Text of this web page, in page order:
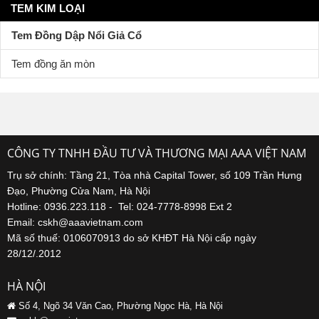
Biểu tượng thương hiệu: Giúp thương hiệu trở
nên dễ nhớ, khó quên
2. Tính Thẩm Mỹ Cao – Cảm Giác 3D Độc
Tem đồng dập nổi sở hữu vẻ ngoài cổ điển, sang
trọng:
Chi tiết nổi 3D: Nội dung dập nổi khối tạo chiều
sâu, bắt mắt
Hiệu ứng giả cổ: Phủ sơn + đánh xước tạo cảm
giác thời gian
thận, tỉ mỉ
TEM KIM LOẠI
Tem Đồng Dập Nổi Giả Cổ
Tem đồng ăn mòn
CÔNG TY TNHH ĐẦU TƯ VÀ THƯƠNG MẠI AAA VIỆT NAM
Trụ sở chính: Tầng 21, Tòa nhà Capital Tower, số 109 Trần Hưng
Đạo, Phường Cửa Nam, Hà Nội
Hotline: 0936.223.118 - Tel: 024-7778-8998 Ext 2
Email: cskh@aaavietnam.com
Mã số thuế: 0106070913 do sở KHĐT Hà Nội cấp ngày
28/12/.2012
HÀ NỘI
Số 4, Ngõ 34 Văn Cao, Phường Ngọc Hà, Hà Nội